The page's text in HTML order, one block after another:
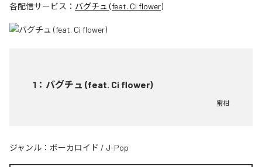
各配信サービス： バグチュ (feat. Ci flower)
1 ： バグチュ (feat. Ci flower)
蜜柑
ジャンル： ボーカロイド / J-Pop